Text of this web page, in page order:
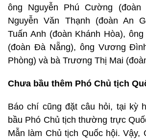
ông Nguyễn Phú Cường
Nguyễn Văn Thạnh (đoàn An
Tuấn Anh (đoàn Khánh Hòa),
(đoàn Đà Nẵng), ông Vương
Phòng) và bà Trương Thị Mai
Chưa bầu thêm Phó Chủ tịch
Báo chí cũng đặt câu hỏi, tại kỳ
bầu Phó Chủ tịch thường trực
Mẫn làm Chủ tịch Quốc hội. Vậy,